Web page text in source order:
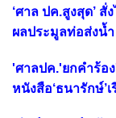
‘ศาล ปค.สูงสุด’ สั่
ผลประมูลท่อส่งน้ำ
'ศาลปค.'ยกคำร้อ
หนังสือ‘ธนารักษ์’